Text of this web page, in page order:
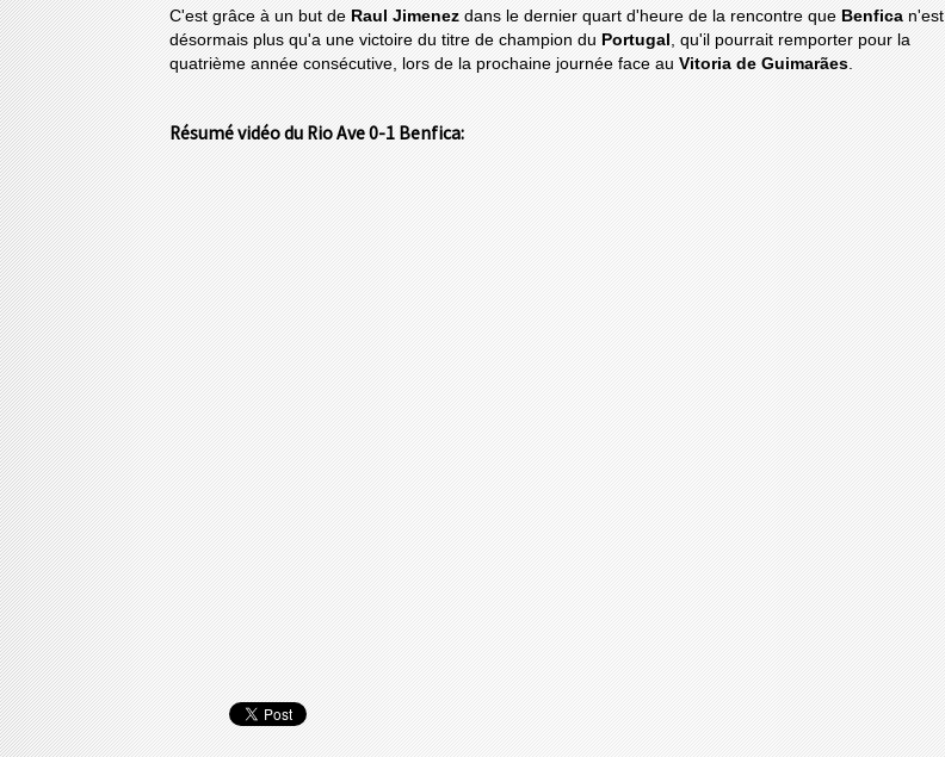
C'est grâce à un but de Raul Jimenez dans le dernier quart d'heure de la rencontre que Benfica n'est
désormais plus qu'a une victoire du titre de champion du Portugal , qu'il pourrait remporter pour la
quatrième année consécutive, lors de la prochaine journée face au Vitoria de Guimarães
Résumé vidéo du Rio Ave 0-1 Benfica: